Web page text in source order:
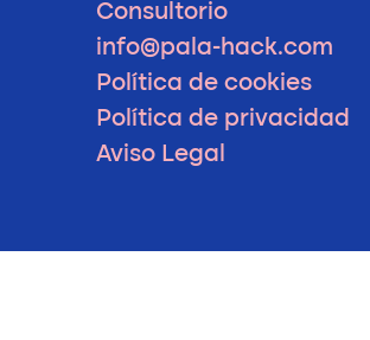
Consultorio
info@pala-hack.com
Política de cookies
Política de privacidad
Aviso Legal